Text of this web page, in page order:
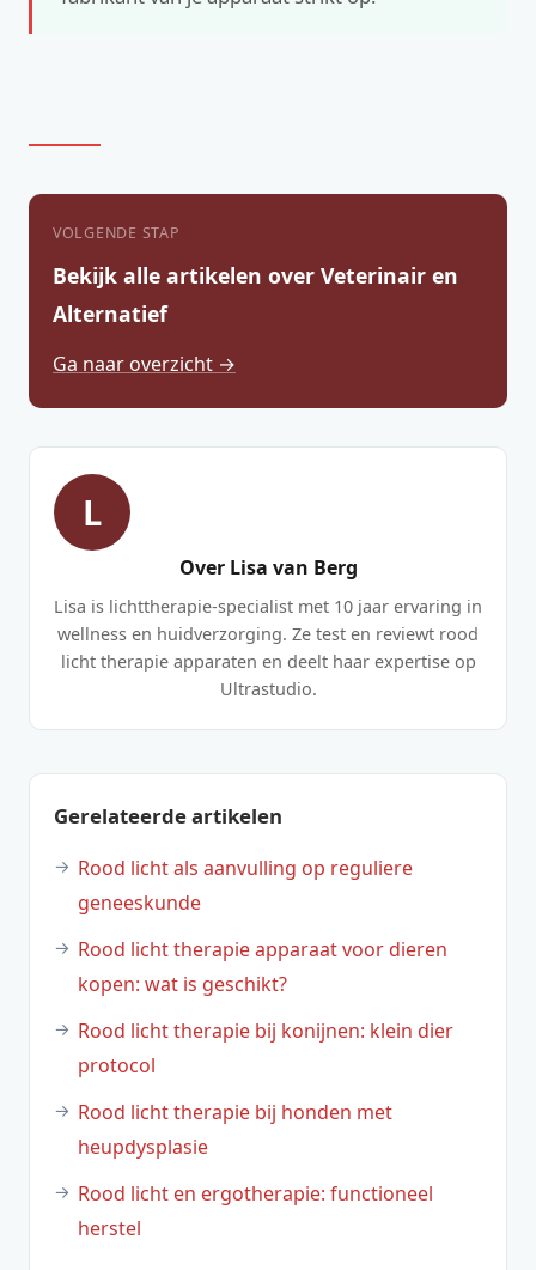
VOLGENDE STAP
Bekijk alle artikelen over Veterinair en
Alternatief
Ga naar overzicht →
L
Over Lisa van Berg
Lisa is lichttherapie-specialist met 10 jaar ervaring in
wellness en huidverzorging. Ze test en reviewt rood
licht therapie apparaten en deelt haar expertise op
Ultrastudio.
Gerelateerde artikelen
Rood licht als aanvulling op reguliere
geneeskunde
Rood licht therapie apparaat voor dieren
kopen: wat is geschikt?
Rood licht therapie bij konijnen: klein dier
protocol
Rood licht therapie bij honden met
heupdysplasie
Rood licht en ergotherapie: functioneel
herstel